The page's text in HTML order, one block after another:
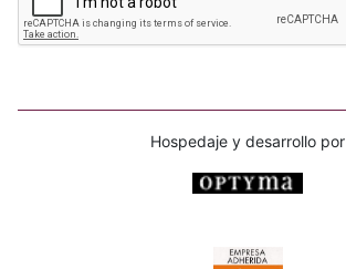
Hospedaje y desarrollo por